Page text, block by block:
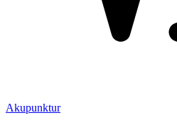
Akupunktur